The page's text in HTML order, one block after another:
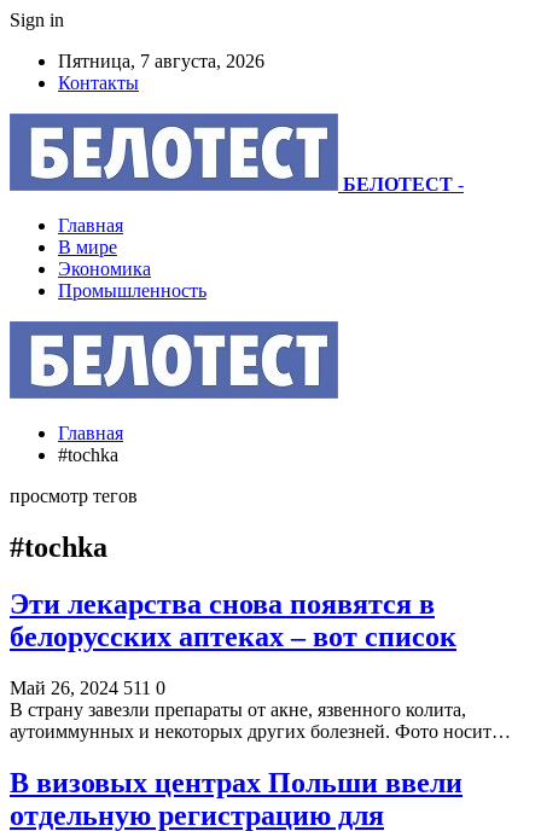
Sign in
Пятница, 7 августа, 2026
Контакты
БЕЛОТЕСТ -
Главная
В мире
Экономика
Промышленность
Главная
#tochka
просмотр тегов
#tochka
Эти лекарства снова появятся в
белорусских аптеках – вот список
Май 26, 2024 511 0
В страну завезли препараты от акне, язвенного колита,
аутоиммунных и некоторых других болезней. Фото носит…
В визовых центрах Польши ввели
отдельную регистрацию для